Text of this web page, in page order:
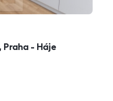
Praha - Háje